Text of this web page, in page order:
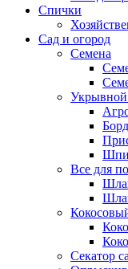
Спички
Сад и огород
Семена
Укрывной
Все для
Секатор